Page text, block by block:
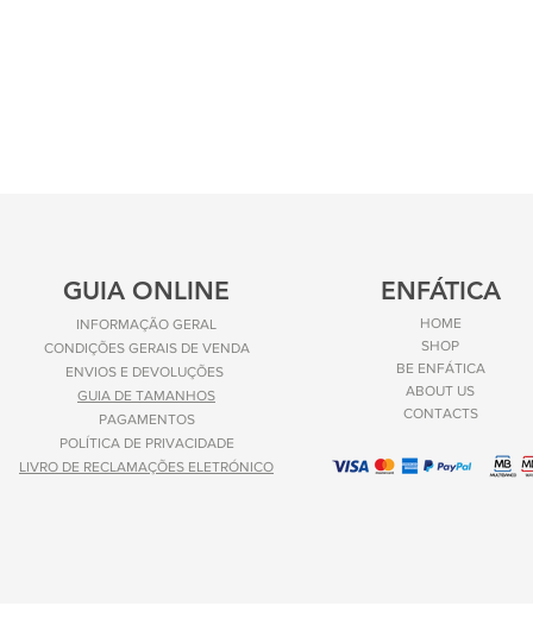
GUIA ONLINE
INFORMAÇÃO GERAL
CONDIÇÕES GERAIS DE VENDA
ENVIOS E DEVOLUÇÕES
GUIA DE TAMANHOS
PAGAMENTOS
POLÍTICA DE PRIVACIDADE
LIVRO DE RECLAMAÇÕES ELETRÓNICO
ENFÁTICA
HOME
SHOP
BE ENFÁTICA
ABOUT US
CONTACTS